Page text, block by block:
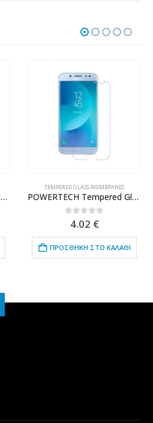
POWERTECH Tempered Glass 9H(0.33MM), για Nokia 5
TEMPERED GLASS-ΜΕΜΒΡΆΝΕΣ
POWERTECH Tempered Glass 9H(0.33MM), Samsung J5 2017
out of 5
4.02 €
ΠΡΟΣΘΉΚΗ ΣΤΟ ΚΑΛΆΘΙ